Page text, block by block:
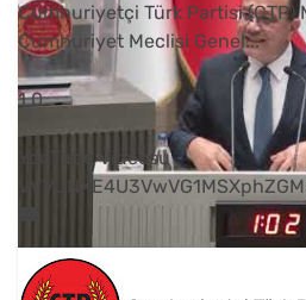
Cumhuriyetçi Türk Partisi (CTP)
Cumhuriyet Meclisi Genel...
1 0
YouTube Videosu